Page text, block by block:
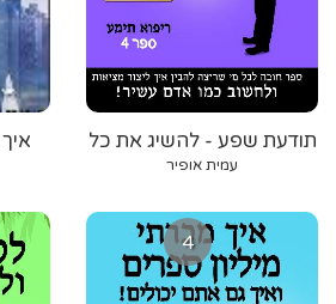
תודעת שפע - להשיג את כל
מבוקשך בחיים
עמית אופיר
4